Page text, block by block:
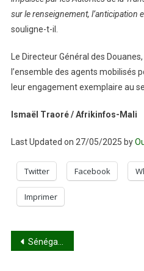
sur le renseignement, l’anticipation
souligne-t-il.
Le Directeur Général des
l’ensemble des agents mobilisés
leur engagement exemplaire au
Ismaël Traoré / Afrikinfos-Mali
Last Updated on 27/05/2025 by
Twitter Facebook
Imprimer
Navigation
Sénégal : plus de 20 Mrds en faux billets saisis depuis janvier